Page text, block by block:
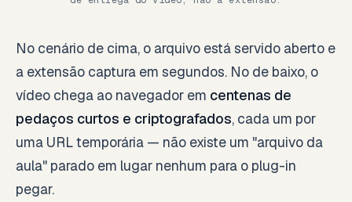
No cenário de cima, o arquivo está servido aberto e
a extensão captura em segundos. No de baixo, o
vídeo chega ao navegador em centenas de
pedaços curtos e criptografados, cada um por
uma URL temporária — não existe um "arquivo da
aula" parado em lugar nenhum para o plug-in
pegar.